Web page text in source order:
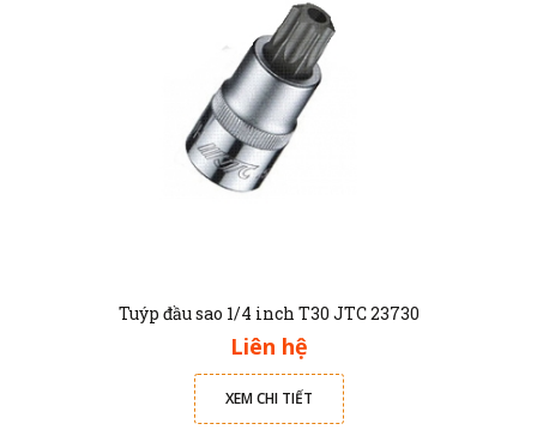
Tuýp đầu sao 1/4 inch T30 JTC 23730
Liên hệ
XEM CHI TIẾT